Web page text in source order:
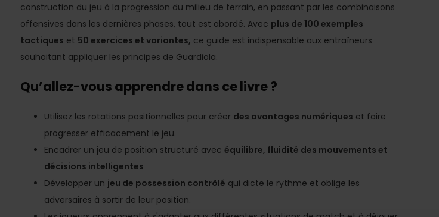
construction du jeu à la progression du milieu de terrain, en passant par les combinaisons
offensives dans les dernières phases, tout est abordé. Avec plus de 100 exemples
tactiques et 50 exercices et variantes, ce guide est indispensable aux entraîneurs
souhaitant appliquer les principes de Guardiola.
Qu’allez-vous apprendre dans ce livre ?
Utilisez les rotations positionnelles pour créer des avantages numériques et faire
progresser efficacement le jeu.
Encadrer un jeu de position structuré avec équilibre, fluidité des mouvements et
décisions intelligentes
Développer un jeu de possession contrôlé qui dicte le rythme et oblige les
adversaires à sortir de leur position.